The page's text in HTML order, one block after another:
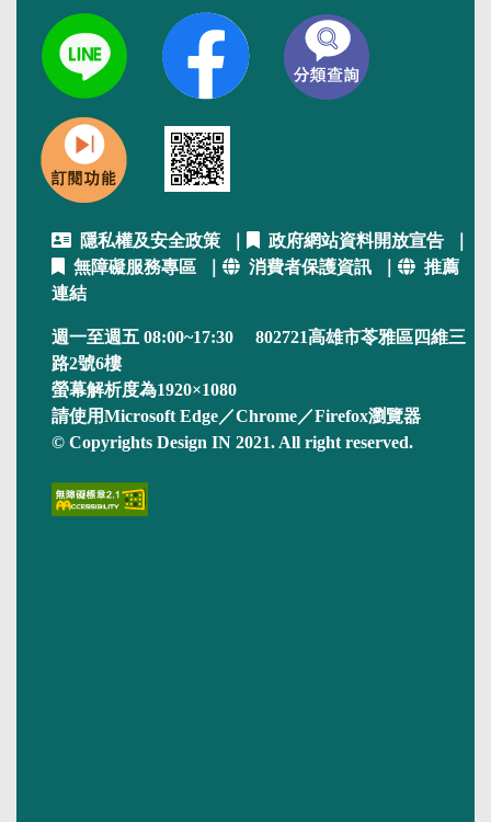
隱私權及安全政策 政府網站資料開放宣告
無障礙服務專區
消費者保護資訊
推薦
連結
週一至週五 08:00~17:30 802721高雄市苓雅區四維三
路2號6樓
螢幕解析度為1920×1080
請使用Microsoft Edge／Chrome／Firefox瀏覽器
© Copyrights Design IN 2021. All right reserved.